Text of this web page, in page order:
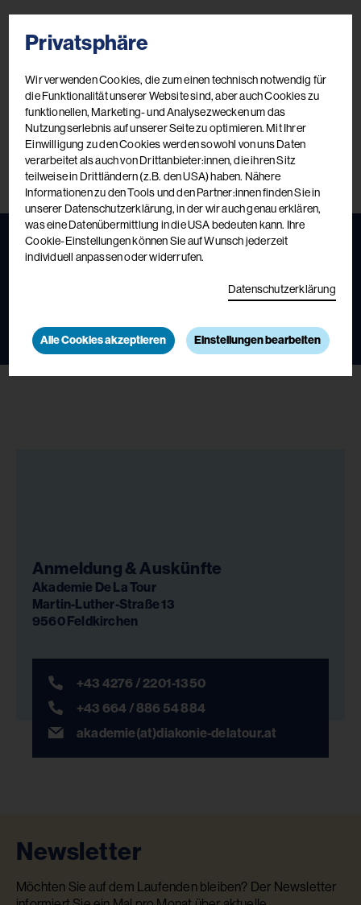
Fortbildungskatalog 2026
Jetzt ansehen Jetzt bestellen
Anmeldung & Auskünfte
Akademie De La Tour
Martin-Luther-Straße 13
9560 Feldkirchen
+43 4276 / 2201-1350
+43 664 / 886 54 884
akademie(at)diakonie-delatour.at
Newsletter
Möchten Sie auf dem Laufenden bleiben? Der Newsletter
Privatsphäre
Wir verwenden Cookies, die zum einen technisch notwendig für
die Funktionalität unserer Website sind, aber auch Cookies zu
funktionellen, Marketing- und Analysezwecken um das
Nutzungserlebnis auf unserer Seite zu optimieren. Mit Ihrer
Einwilligung zu den Cookies werden sowohl von uns Daten
verarbeitet als auch von Drittanbieter:innen, die ihren Sitz
teilweise in Drittländern (z.B. den USA) haben. Nähere
Informationen zu den Tools und den Partner:innen finden Sie in
unserer Datenschutzerklärung, in der wir auch genau erklären,
was eine Datenübermittlung in die USA bedeuten kann. Ihre
Cookie-Einstellungen können Sie auf Wunsch jederzeit
individuell anpassen oder widerrufen.
Datenschutzerklärung
Alle Cookies akzeptieren Einstellungen bearbeiten